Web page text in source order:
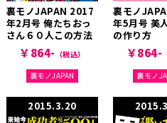
裏モノJAPAN 2017
年2月号 俺たちおっ
さん６０人この方法
でヤリまくってま
す！￥864- （税込）
裏モノJAPAN
裏モノ
年5月号 美
の作り方
￥864-
裏モノ
2015.3.20